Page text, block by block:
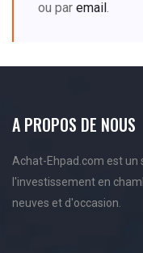
ou par email
A PROPOS DE NOUS
Achat-Ehpad.com est un
l'investissement en
neuves et d'occasion.